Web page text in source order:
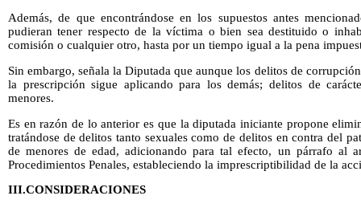
Además, de que encontrándose en los supuestos antes
pudieran tener respecto de la víctima o bien sea destituido o
comisión o cualquier otro, hasta por un tiempo igual a la pena
Sin embargo, señala la Diputada que aunque los delitos de
la prescripción sigue aplicando para los demás; delitos de
menores.
Es en razón de lo anterior es que la diputada iniciante propone
tratándose de delitos tanto sexuales como de delitos en contra del
de menores de edad, adicionando para tal efecto, un párrafo al
Procedimientos Penales, estableciendo la imprescriptibilidad de la
III.CONSIDERACIONES